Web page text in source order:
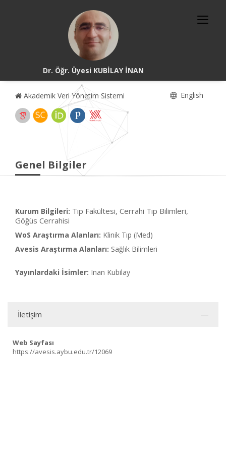
Dr. Öğr. Üyesi KUBİLAY İNAN
Akademik Veri Yönetim Sistemi English
Genel Bilgiler
Kurum Bilgileri: Tıp Fakültesi, Cerrahi Tıp Bilimleri,
Göğüs Cerrahisi
WoS Araştırma Alanları: Klinik Tıp (Med)
Avesis Araştırma Alanları: Sağlık Bilimleri
Yayınlardaki İsimler: Inan Kubilay
İletişim
Web Sayfası
https://avesis.aybu.edu.tr/12069